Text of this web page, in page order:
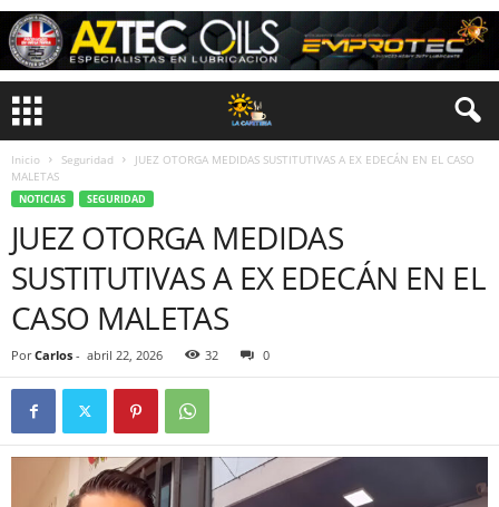
Inicio Seguridad
JUEZ OTORGA MEDIDAS SUSTITUTIVAS A EX EDECÁN EN EL CASO
MALETAS
NOTICIAS SEGURIDAD
JUEZ OTORGA MEDIDAS
SUSTITUTIVAS A EX EDECÁN EN EL
CASO MALETAS
Por Carlos - abril 22, 2026 32 0